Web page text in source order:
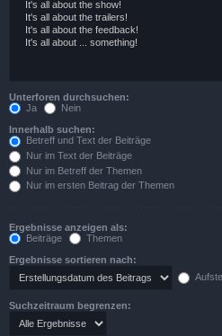
Unterforen durchsuchen:
Ja
Nein
Innerhalb suchen:
Betreff und Text der Beiträge
Nur im Text der Beiträge
Nur im Betreff der Themen
Nur im ersten Beitrag der Themen
Ergebnisse anzeigen als:
Beiträge
Themen
Ergebnisse sortieren nach:
Suchzeitraum begrenzen: